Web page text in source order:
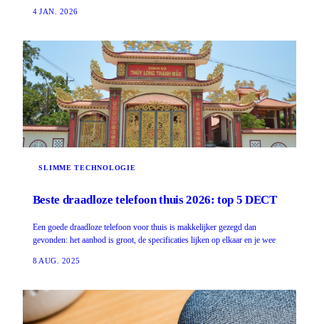
4 JAN. 2026
SLIMME TECHNOLOGIE
Beste draadloze telefoon thuis 2026: top 5 DECT
Een goede draadloze telefoon voor thuis is makkelijker gezegd dan
gevonden: het aanbod is groot, de specificaties lijken op elkaar en je wee
8 AUG. 2025